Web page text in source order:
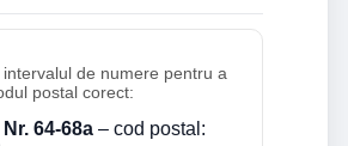
intervalul de numere pentru a
postal corect:
64-68a – cod postal: